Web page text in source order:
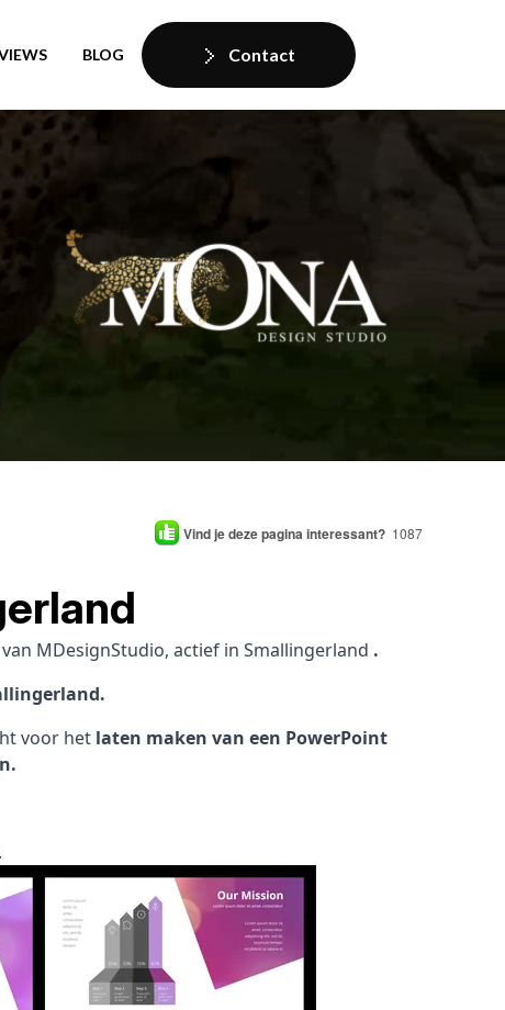
BLOG Contact
Vind je deze pagina interessant? 1087
van MDesignStudio, actief in Smallingerland .
voor het laten maken van een PowerPoint